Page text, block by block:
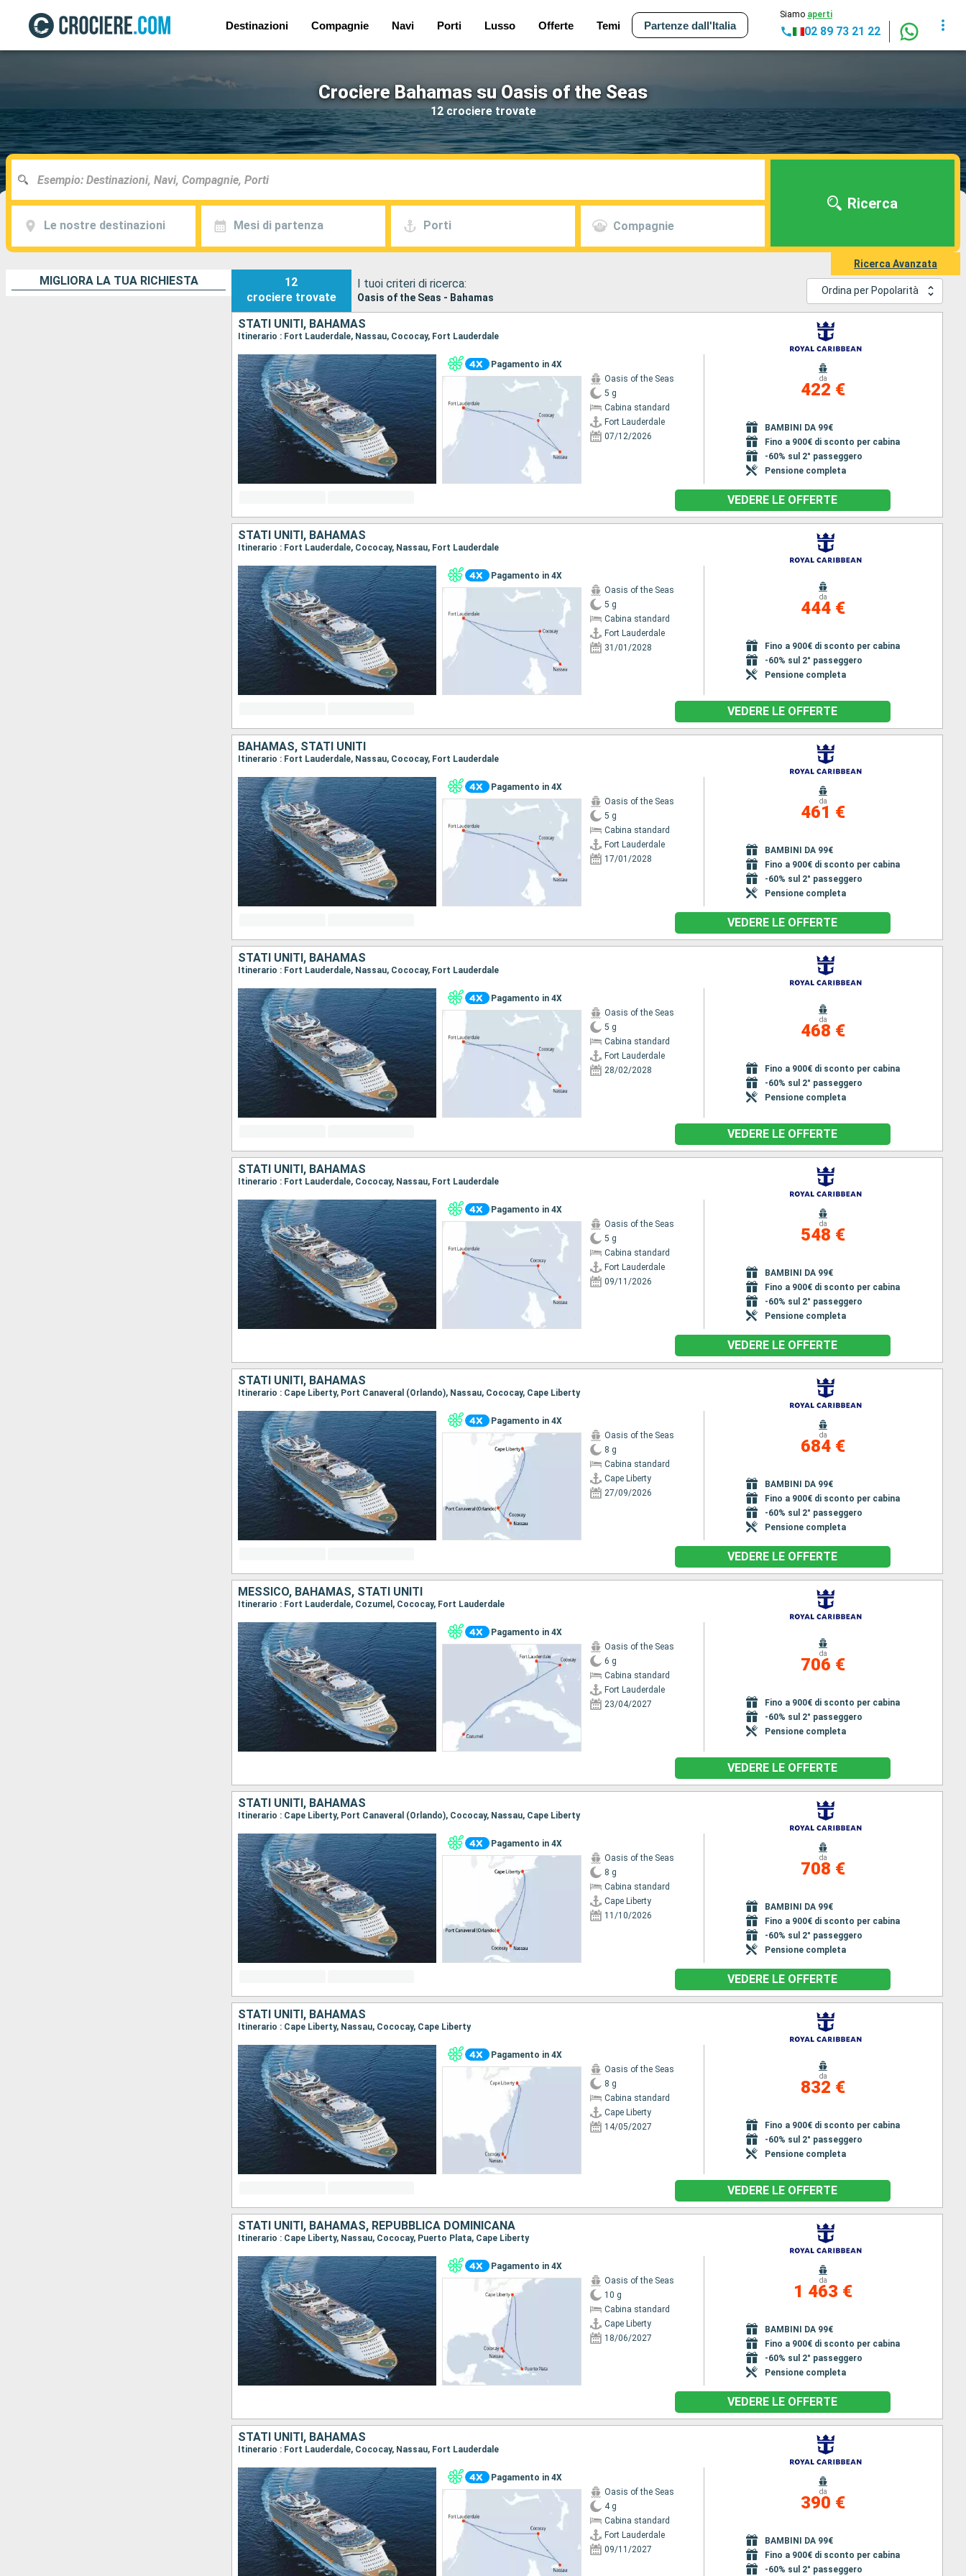
Destinazioni Compagnie Navi Porti Lusso Offerte Temi Partenze dall'Italia
Siamo aperti
02 89 73 21 22
Crociere Bahamas su Oasis of the Seas
12 crociere trovate
Le nostre destinazioni Mesi di partenza Porti Compagnie
Ricerca
Ricerca Avanzata
MIGLIORA LA TUA RICHIESTA
12
crociere trovate
I tuoi criteri di ricerca:
Oasis of the Seas - Bahamas
Ordina per Popolarità
STATI UNITI, BAHAMAS
Itinerario : Fort Lauderdale, Nassau, Cococay, Fort Lauderdale
Pagamento in 4X
Oasis of the Seas
5 g
Cabina standard
Fort Lauderdale
07/12/2026
da
422 €
BAMBINI DA 99€
Fino a 900€ di sconto per cabina
-60% sul 2° passeggero
Pensione completa
VEDERE LE OFFERTE
STATI UNITI, BAHAMAS
Itinerario : Fort Lauderdale, Cococay, Nassau, Fort Lauderdale
Pagamento in 4X
Oasis of the Seas
5 g
Cabina standard
Fort Lauderdale
31/01/2028
da
444 €
Fino a 900€ di sconto per cabina
-60% sul 2° passeggero
Pensione completa
VEDERE LE OFFERTE
BAHAMAS, STATI UNITI
Itinerario : Fort Lauderdale, Nassau, Cococay, Fort Lauderdale
Pagamento in 4X
Oasis of the Seas
5 g
Cabina standard
Fort Lauderdale
17/01/2028
da
461 €
BAMBINI DA 99€
Fino a 900€ di sconto per cabina
-60% sul 2° passeggero
Pensione completa
VEDERE LE OFFERTE
STATI UNITI, BAHAMAS
Itinerario : Fort Lauderdale, Nassau, Cococay, Fort Lauderdale
Pagamento in 4X
Oasis of the Seas
5 g
Cabina standard
Fort Lauderdale
28/02/2028
da
468 €
Fino a 900€ di sconto per cabina
-60% sul 2° passeggero
Pensione completa
VEDERE LE OFFERTE
STATI UNITI, BAHAMAS
Itinerario : Fort Lauderdale, Cococay, Nassau, Fort Lauderdale
Pagamento in 4X
Oasis of the Seas
5 g
Cabina standard
Fort Lauderdale
09/11/2026
da
548 €
BAMBINI DA 99€
Fino a 900€ di sconto per cabina
-60% sul 2° passeggero
Pensione completa
VEDERE LE OFFERTE
STATI UNITI, BAHAMAS
Itinerario : Cape Liberty, Port Canaveral (Orlando), Nassau, Cococay, Cape Liberty
Pagamento in 4X
Oasis of the Seas
8 g
Cabina standard
Cape Liberty
27/09/2026
da
684 €
BAMBINI DA 99€
Fino a 900€ di sconto per cabina
-60% sul 2° passeggero
Pensione completa
VEDERE LE OFFERTE
MESSICO, BAHAMAS, STATI UNITI
Itinerario : Fort Lauderdale, Cozumel, Cococay, Fort Lauderdale
Pagamento in 4X
Oasis of the Seas
6 g
Cabina standard
Fort Lauderdale
23/04/2027
da
706 €
Fino a 900€ di sconto per cabina
-60% sul 2° passeggero
Pensione completa
VEDERE LE OFFERTE
STATI UNITI, BAHAMAS
Itinerario : Cape Liberty, Port Canaveral (Orlando), Cococay, Nassau, Cape Liberty
Pagamento in 4X
Oasis of the Seas
8 g
Cabina standard
Cape Liberty
11/10/2026
da
708 €
BAMBINI DA 99€
Fino a 900€ di sconto per cabina
-60% sul 2° passeggero
Pensione completa
VEDERE LE OFFERTE
STATI UNITI, BAHAMAS
Itinerario : Cape Liberty, Nassau, Cococay, Cape Liberty
Pagamento in 4X
Oasis of the Seas
8 g
Cabina standard
Cape Liberty
14/05/2027
da
832 €
Fino a 900€ di sconto per cabina
-60% sul 2° passeggero
Pensione completa
VEDERE LE OFFERTE
STATI UNITI, BAHAMAS, REPUBBLICA DOMINICANA
Itinerario : Cape Liberty, Nassau, Cococay, Puerto Plata, Cape Liberty
Pagamento in 4X
Oasis of the Seas
10 g
Cabina standard
Cape Liberty
18/06/2027
da
1 463 €
BAMBINI DA 99€
Fino a 900€ di sconto per cabina
-60% sul 2° passeggero
Pensione completa
VEDERE LE OFFERTE
STATI UNITI, BAHAMAS
Itinerario : Fort Lauderdale, Cococay, Nassau, Fort Lauderdale
Pagamento in 4X
Oasis of the Seas
4 g
Cabina standard
Fort Lauderdale
09/11/2027
da
390 €
BAMBINI DA 99€
Fino a 900€ di sconto per cabina
-60% sul 2° passeggero